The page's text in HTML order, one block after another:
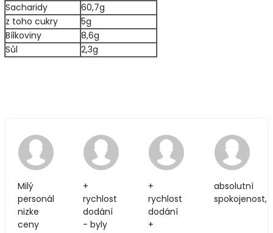
Sacharidy
60,7g
z toho cukry
5g
Bílkoviny
8,6g
Sůl
2,3g
7.7.2026
Milý
personál
nizke
ceny
28.6.2026
+
rychlost
dodání
- byly
25.6.2026
+
rychlost
dodání
+
absolutní
spokojenost,